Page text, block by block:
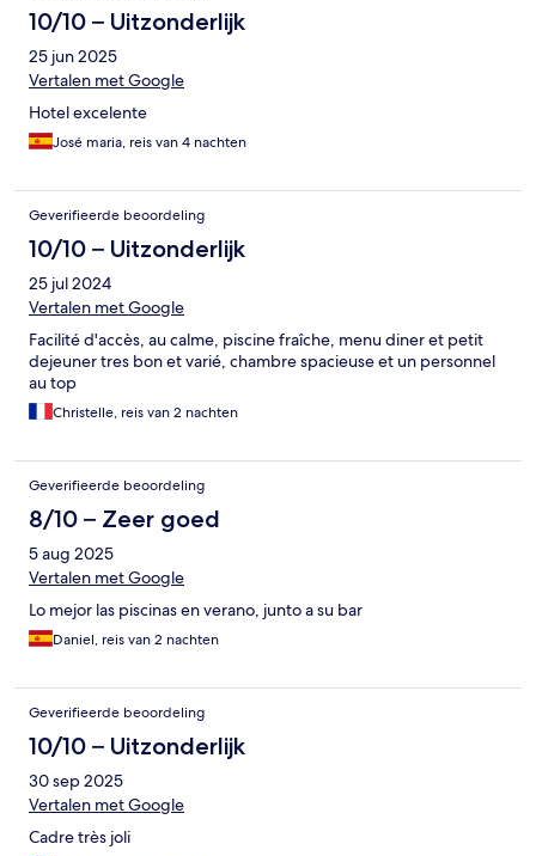
10/10 – Uitzonderlijk
25 jun 2025
Vertalen met Google
Hotel excelente
José maria, reis van 4 nachten
Geverifieerde beoordeling
10/10 – Uitzonderlijk
25 jul 2024
Vertalen met Google
Facilité d'accès, au calme, piscine fraîche, menu diner et petit
dejeuner tres bon et varié, chambre spacieuse et un personnel
au top
Christelle, reis van 2 nachten
Geverifieerde beoordeling
8/10 – Zeer goed
5 aug 2025
Vertalen met Google
Lo mejor las piscinas en verano, junto a su bar
Daniel, reis van 2 nachten
Geverifieerde beoordeling
10/10 – Uitzonderlijk
30 sep 2025
Vertalen met Google
Cadre très joli